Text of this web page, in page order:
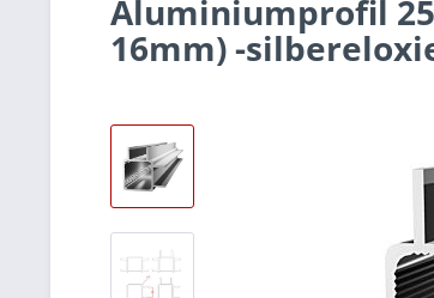
Aluminiumprofil
16mm) -